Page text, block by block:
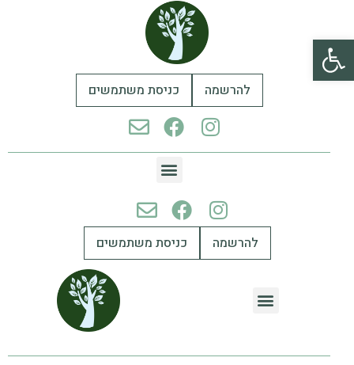
פתח סרגל נגישות
להרשמה כניסת משתמשים
להרשמה כניסת משתמשים